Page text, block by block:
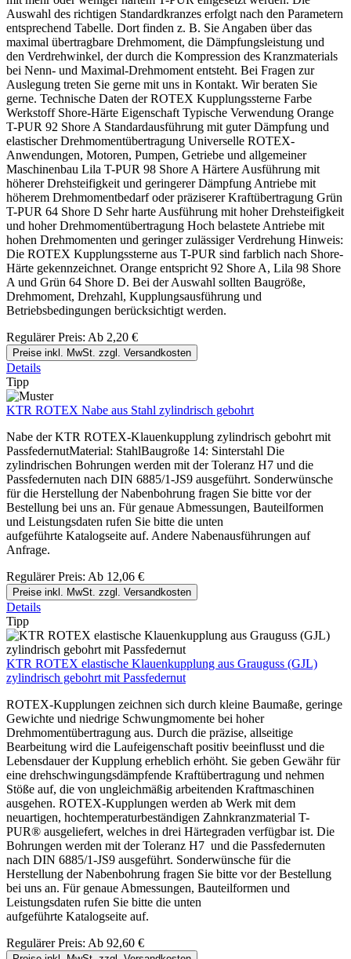
Auswahl des richtigen Standardkranzes erfolgt nach den Parametern
entsprechend Tabelle. Dort finden z. B. Sie Angaben über das
maximal übertragbare Drehmoment, die Dämpfungsleistung und
den Verdrehwinkel, der durch die Kompression des Kranzmaterials
bei Nenn- und Maximal-Drehmoment entsteht. Bei Fragen zur
Auslegung treten Sie gerne mit uns in Kontakt. Wir beraten Sie
gerne. Technische Daten der ROTEX Kupplungssterne Farbe
Werkstoff Shore-Härte Eigenschaft Typische Verwendung Orange
T-PUR 92 Shore A Standardausführung mit guter Dämpfung und
elastischer Drehmomentübertragung Universelle ROTEX-
Anwendungen, Motoren, Pumpen, Getriebe und allgemeiner
Maschinenbau Lila T-PUR 98 Shore A Härtere Ausführung mit
höherer Drehsteifigkeit und geringerer Dämpfung Antriebe mit
höherem Drehmomentbedarf oder präziserer Kraftübertragung Grün
T-PUR 64 Shore D Sehr harte Ausführung mit hoher Drehsteifigkeit
und hoher Drehmomentübertragung Hoch belastete Antriebe mit
hohen Drehmomenten und geringer zulässiger Verdrehung Hinweis:
Die ROTEX Kupplungssterne aus T-PUR sind farblich nach Shore-
Härte gekennzeichnet. Orange entspricht 92 Shore A, Lila 98 Shore
A und Grün 64 Shore D. Bei der Auswahl sollten Baugröße,
Drehmoment, Drehzahl, Kupplungsausführung und
Betriebsbedingungen berücksichtigt werden.
Regulärer Preis: Ab 2,20 €
Preise inkl. MwSt. zzgl. Versandkosten
Details
Tipp
KTR ROTEX Nabe aus Stahl zylindrisch gebohrt
Nabe der KTR ROTEX-Klauenkupplung zylindrisch gebohrt mit
PassfedernutMaterial: StahlBaugroße 14: Sinterstahl Die
zylindrischen Bohrungen werden mit der Toleranz H7 und die
Passfedernuten nach DIN 6885/1-JS9 ausgeführt. Sonderwünsche
für die Herstellung der Nabenbohrung fragen Sie bitte vor der
Bestellung bei uns an. Für genaue Abmessungen, Bauteilformen
und Leistungsdaten rufen Sie bitte die unten
aufgeführte Katalogseite auf. Andere Nabenausführungen auf
Anfrage.
Regulärer Preis: Ab 12,06 €
Preise inkl. MwSt. zzgl. Versandkosten
Details
Tipp
KTR ROTEX elastische Klauenkupplung aus Grauguss (GJL)
zylindrisch gebohrt mit Passfedernut
ROTEX-Kupplungen zeichnen sich durch kleine Baumaße, geringe
Gewichte und niedrige Schwungmomente bei hoher
Drehmomentübertragung aus. Durch die präzise, allseitige
Bearbeitung wird die Laufeigenschaft positiv beeinflusst und die
Lebensdauer der Kupplung erheblich erhöht. Sie geben Gewähr für
eine drehschwingungsdämpfende Kraftübertragung und nehmen
Stöße auf, die von ungleichmäßig arbeitenden Kraftmaschinen
ausgehen. ROTEX-Kupplungen werden ab Werk mit dem
neuartigen, hochtemperaturbeständigen Zahnkranzmaterial T-
PUR® ausgeliefert, welches in drei Härtegraden verfügbar ist. Die
Bohrungen werden mit der Toleranz H7 und die Passfedernuten
nach DIN 6885/1-JS9 ausgeführt. Sonderwünsche für die
Herstellung der Nabenbohrung fragen Sie bitte vor der Bestellung
bei uns an. Für genaue Abmessungen, Bauteilformen und
Leistungsdaten rufen Sie bitte die unten
aufgeführte Katalogseite auf.
Regulärer Preis: Ab 92,60 €